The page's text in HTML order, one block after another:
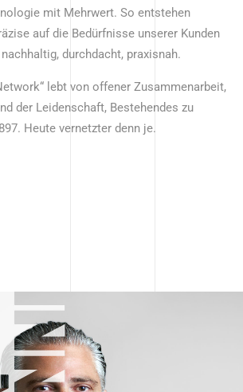
mit Mehrwert. So entstehen
auf die Bedürfnisse unserer Kunden
durchdacht, praxisnah.
lebt von offener Zusammenarbeit,
der Leidenschaft, Bestehendes zu
Heute vernetzter denn je.